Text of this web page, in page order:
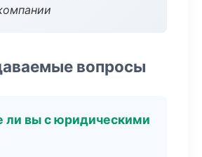
вопросы
ли вы с юридическими